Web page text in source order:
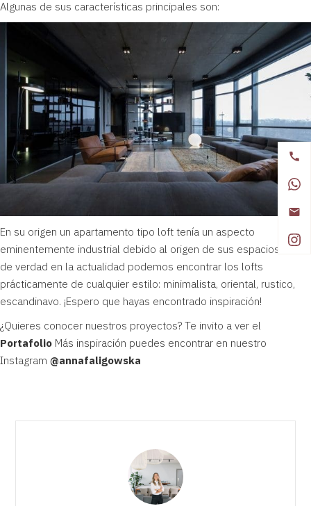
Algunas de sus características principales son:
En su origen un apartamento tipo loft tenía un aspecto
eminentemente industrial debido al origen de sus espacios. Pero
de verdad en la actualidad podemos encontrar los lofts
prácticamente de cualquier estilo: minimalista, oriental, rustico,
escandinavo. ¡Espero que hayas encontrado inspiración!
¿Quieres conocer nuestros proyectos? Te invito a ver el
Portafolio Más inspiración puedes encontrar en nuestro
Instagram @annafaligowska